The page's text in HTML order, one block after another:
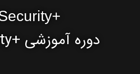
+Security
دوره آموزشی +Security